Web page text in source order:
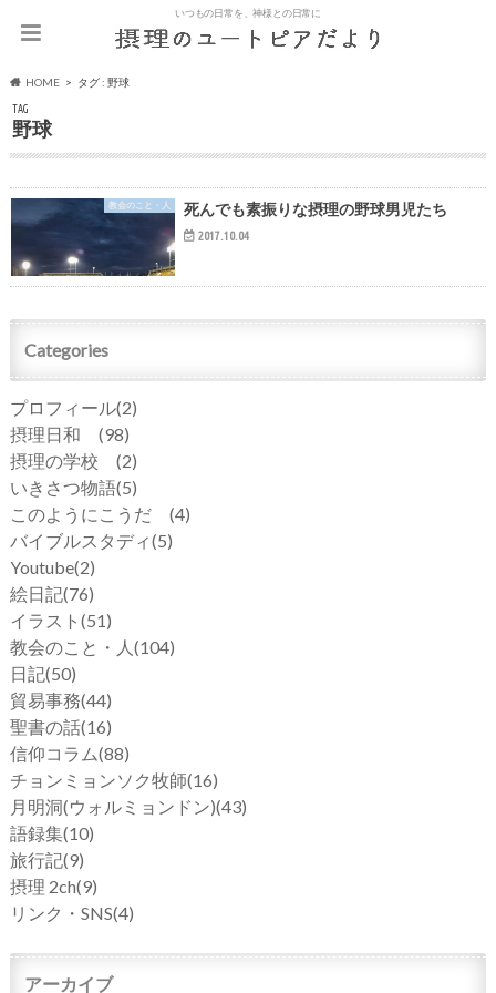
いつもの日常を、神様との日常に
HOME タグ : 野球
TAG
野球
教会のこと・人 死んでも素振りな摂理の野球男児たち
2017.10.04
Categories
プロフィール(2)
摂理日和 (98)
摂理の学校 (2)
いきさつ物語(5)
このようにこうだ (4)
バイブルスタディ(5)
Youtube(2)
絵日記(76)
イラスト (51)
教会のこと・人 (104)
日記(50)
貿易事務(44)
聖書の話(16)
信仰コラム(88)
チョンミョンソク牧師(16)
月明洞(ウォルミョンドン)(43)
語録集(10)
旅行記(9)
摂理 2ch(9)
リンク・SNS(4)
アーカイブ